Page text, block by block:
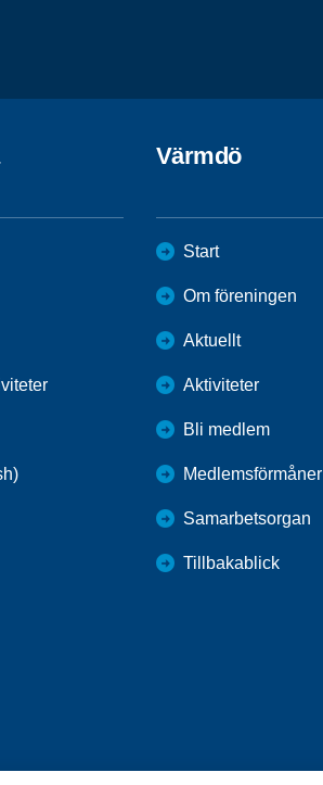
Värmdö
Start
Om föreningen
Aktuellt
Aktiviteter
Bli medlem
Medlemsförmåner
Samarbetsorgan
Tillbakablick